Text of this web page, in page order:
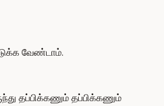
வேண்டாம்.
தப்பிக்கணும் தப்பிக்கணும்